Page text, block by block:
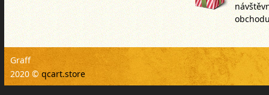
Graff
2020 © qcart.store